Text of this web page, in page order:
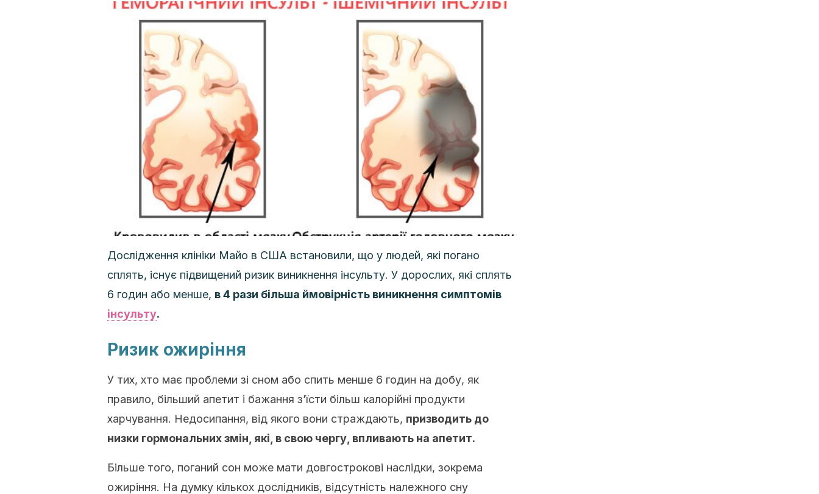
Дослідження клініки Майо в США встановили, що у людей, які погано
сплять, існує підвищений ризик виникнення інсульту. У дорослих, які сплять
6 годин або менше, в 4 рази більша ймовірність виникнення симптомів
інсульту.
Ризик ожиріння
У тих, хто має проблеми зі сном або спить менше 6 годин на добу, як
правило, більший апетит і бажання з’їсти більш калорійні продукти
харчування. Недосипання, від якого вони страждають, призводить до
низки гормональних змін, які, в свою чергу, впливають на апетит.
Більше того, поганий сон може мати довгострокові наслідки, зокрема
ожиріння. На думку кількох дослідників, відсутність належного сну